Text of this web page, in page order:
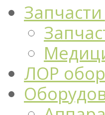
ЛОР